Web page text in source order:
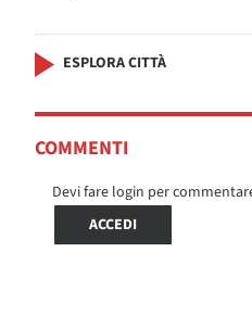
ESPLORA CITTÀ
COMMENTI
Devi fare login per
ACCEDI